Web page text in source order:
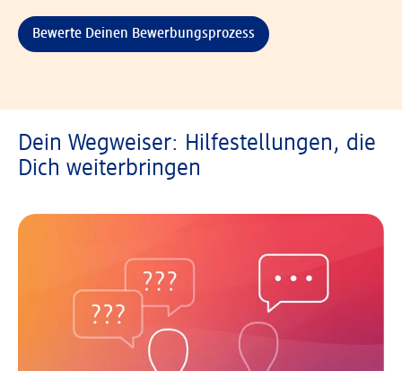
Bewerte Deinen Bewerbungsprozess
Dein Wegweiser: Hilfestellungen, die
Dich weiterbringen